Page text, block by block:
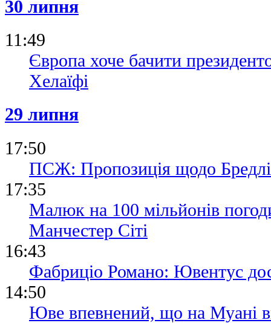
30 липня
11:49
Європа хоче бачити
Хелаїфі
29 липня
17:50
ПСЖ: Пропозиція щодо Бредлі
17:35
Малюк на 100 мільйонів
Манчестер Сіті
16:43
Фабриціо Романо: Ювентус
14:50
Юве впевнений, що на Муані